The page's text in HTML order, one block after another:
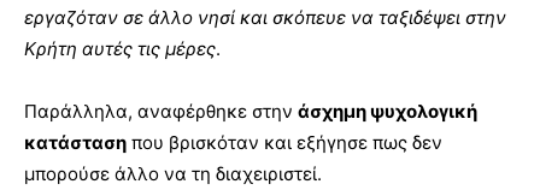
εργαζόταν σε άλλο νησί και σκόπευε να ταξιδέψει στην
Κρήτη αυτές τις μέρες.
Παράλληλα, αναφέρθηκε στην άσχημη ψυχολογική
κατάσταση που βρισκόταν και εξήγησε πως δεν
μπορούσε άλλο να τη διαχειριστεί.